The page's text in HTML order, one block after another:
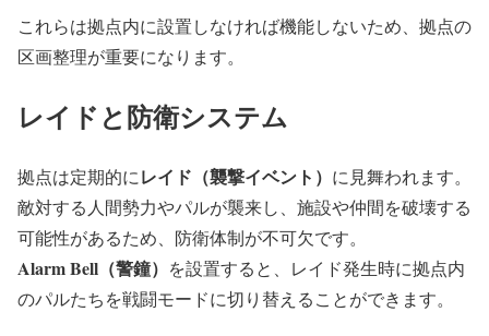
これらは拠点内に設置しなければ機能しないため、拠点の
区画整理が重要になります。
レイドと防衛システム
拠点は定期的にレイド（襲撃イベント） に見舞われます。
敵対する人間勢力やパルが襲来し、施設や仲間を破壊する
可能性があるため、防衛体制が不可欠です。
Alarm Bell（警鐘） を設置すると、レイド発生時に拠点内
のパルたちを戦闘モードに切り替えることができます。